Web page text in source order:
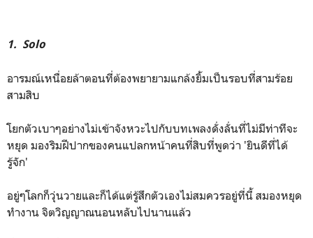
1. Solo
อารมณ์เหนื่อยล้าตอนที่ต้องพยายามแกล้งยิ้มเป็นรอบที่สามร้อย
สามสิบ
โยกตัวเบาๆอย่างไม่เข้าจังหวะไปกับบทเพลงดั่งลั่นที่ไม่มีท่าทีจะ
หยุด มองริมฝีปากของคนแปลกหน้าคนที่สิบที่พูดว่า 'ยินดีที่ได้
รู้จัก'
อยู่ๆโลกก็วุ่นวายและก็ได้แต่รู้สึกตัวเองไม่สมควรอยู่ที่นี้ สมองหยุด
ทำงาน จิตวิญญาณนอนหลับไปนานแล้ว